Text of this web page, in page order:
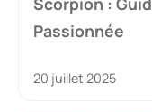
Passionnée
20 juillet 2025